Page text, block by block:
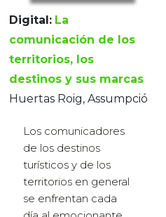
Digital: La
comunicación de los
territorios, los
destinos y sus marcas
Huertas Roig, Assumpció
Los comunicadores
de los destinos
turísticos y de los
territorios en general
se enfrentan cada